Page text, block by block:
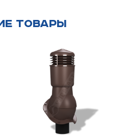
товары